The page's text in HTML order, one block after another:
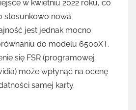
w kwietniu 2022 roku, co
stosunkowo nowa
jest jednak mocno
do modelu 6500XT.
się FSR (programowej
może wpłynąć na ocenę
samej karty.